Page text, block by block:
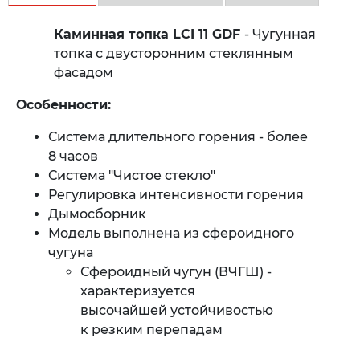
Каминная топка LCI 11 GDF - Чугунная
топка с двусторонним стеклянным
фасадом
Особенности:
Система длительного горения - более
8 часов
Система "Чистое стекло"
Регулировка интенсивности горения
Дымосборник
Модель выполнена из сфероидного
чугуна
Сфероидный чугун (ВЧГШ) -
характеризуется
высочайшей устойчивостью
к резким перепадам